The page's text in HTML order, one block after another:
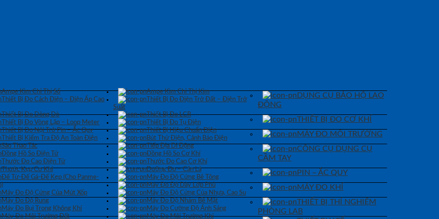
Ampe Kìm Chỉ Thị Số
Ampe Kìm Chỉ Thị Kim
Thiết Bị Đo Cách Điện – Điện Áp Cao
Thiết Bị Đo Điện Trở Đất – Điện Trở
Suất
Thiết Bị Đo Dòng Dò
Thiết Bị Đo LCR
Thiết Bị Đo Vòng Lặp – Loop Meter
Thiết Bị Đo Tụ Điện
Thiết Bị Đo Nội Trở Pin – Ắc Quy
Thiết Bị Hiệu Chuẩn Điện
Thiết Bị Kiểm Tra Độ An Toàn Điện
DỤNG CỤ BẢO HỘ LAO
ĐỘNG
Bút Thử Điện, Cảnh Báo Điện
Sào Thao Tác
Tiếp Địa Di Động
THIẾT BỊ ĐO CƠ KHÍ
Đồng Hồ So Điện Tử
Đồng Hồ So Cơ Khí
Thước Đo Cao Điện Tử
Thước Đo Cao Cơ Khí
Thước Kẹp Cơ Khí
Dưỡng Đo – Căn Lá
Đế Từ-Đế Gá-Đế Kẹp (Cho Panme-
Máy Đo Độ Cứng Bê Tông
Máy Đo Độ Dày Lớp Phủ
Máy Đo Độ Cứng Của Mút Xốp
Máy Đo Độ Cứng Của Nhựa, Cao Su
Máy Đo Độ Rung Máy Đo Độ Nhám Bề Mặt
MÁY ĐO MÔI TRƯỜNG
Máy Đo Bụi Trong Không Khí
Máy Đo Cường Độ Ánh Sáng
Máy Đo Môi Trường Đất
Máy Đo Môi Trường Khí
CÔNG CỤ DỤNG CỤ
CẦM TAY
PIN – ẮC QUY
MÁY ĐO KHÍ
THIẾT BỊ THÍ NGHIỆM
PHÒNG LAB